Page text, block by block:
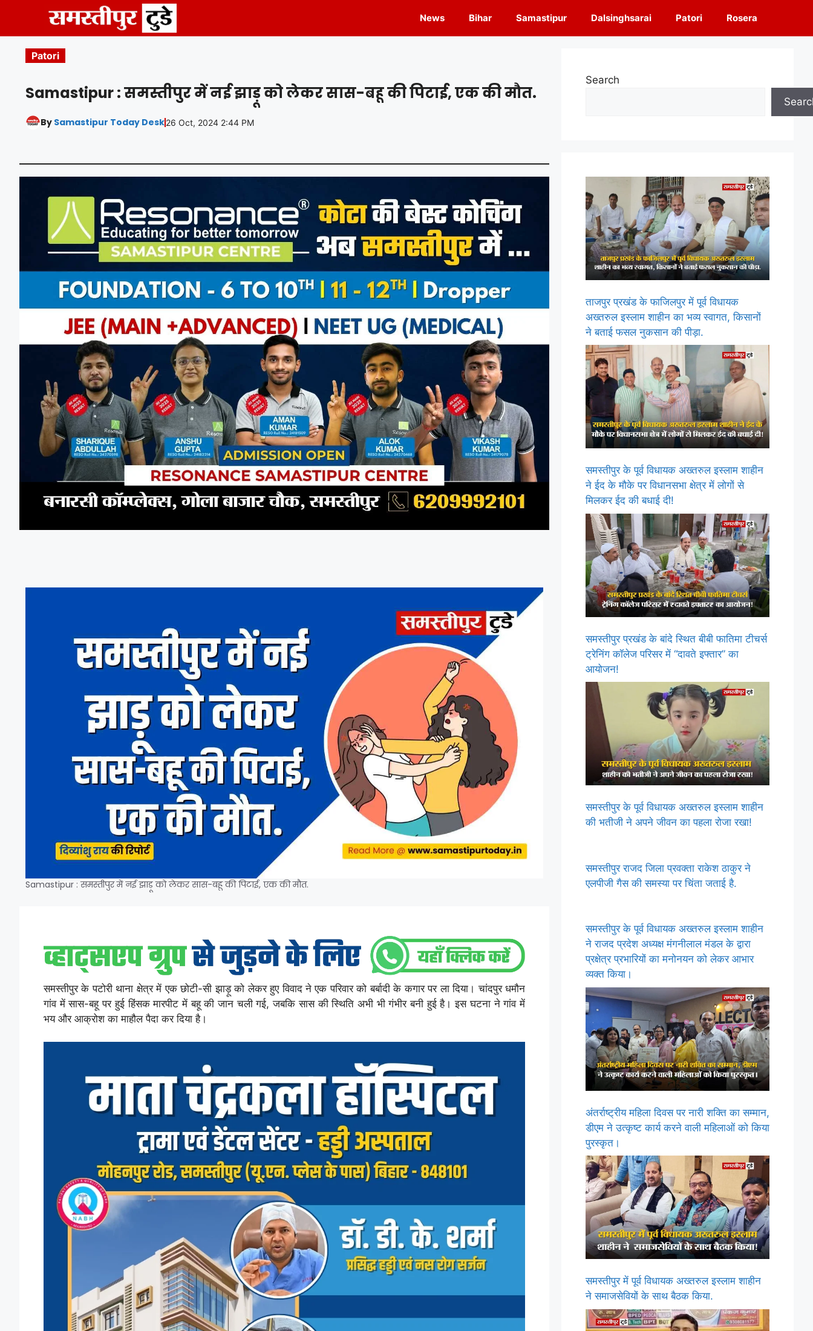
content
News Bihar Samastipur Dalsinghsarai Patori Rosera
Patori
Samastipur : समस्तीपुर में नई झाड़ू को लेकर सास-बहू की पिटाई, एक की मौत.
By Samastipur Today Desk26 Oct, 2024 2:44 PM
Samastipur : समस्तीपुर में नई झाड़ू को लेकर सास-बहू की पिटाई, एक की मौत.
समस्तीपुर के पटोरी थाना क्षेत्र में एक छोटी-सी झाड़ू को लेकर हुए विवाद ने एक परिवार को बर्बादी के कगार पर ला दिया। चांदपुर धमौन
गांव में सास-बहू पर हुई हिंसक मारपीट में बहू की जान चली गई, जबकि सास की स्थिति अभी भी गंभीर बनी हुई है। इस घटना ने गांव में
भय और आक्रोश का माहौल पैदा कर दिया है।
Search
ताजपुर प्रखंड के फाजिलपुर में पूर्व विधायक
अख्तरुल इस्लाम शाहीन का भव्य स्वागत, किसानों
ने बताई फसल नुकसान की पीड़ा.
समस्तीपुर के पूर्व विधायक अख्तरुल इस्लाम शाहीन
ने ईद के मौके पर विधानसभा क्षेत्र में लोगों से
मिलकर ईद की बधाई दी!
समस्तीपुर प्रखंड के बांदे स्थित बीबी फातिमा टीचर्स
ट्रेनिंग कॉलेज परिसर में “दावते इफ्तार” का
आयोजन!
समस्तीपुर के पूर्व विधायक अख्तरुल इस्लाम शाहीन
की भतीजी ने अपने जीवन का पहला रोजा रखा!
समस्तीपुर राजद जिला प्रवक्ता राकेश ठाकुर ने
एलपीजी गैस की समस्या पर चिंता जताई है.
समस्तीपुर के पूर्व विधायक अख्तरुल इस्लाम शाहीन
ने राजद प्रदेश अध्यक्ष मंगनीलाल मंडल के द्वारा
प्रक्षेत्र प्रभारियों का मनोनयन को लेकर आभार
व्यक्त किया।
अंतर्राष्ट्रीय महिला दिवस पर नारी शक्ति का सम्मान,
डीएम ने उत्कृष्ट कार्य करने वाली महिलाओं को किया
पुरस्कृत।
समस्तीपुर में पूर्व विधायक अख्तरुल इस्लाम शाहीन
ने समाजसेवियों के साथ बैठक किया.